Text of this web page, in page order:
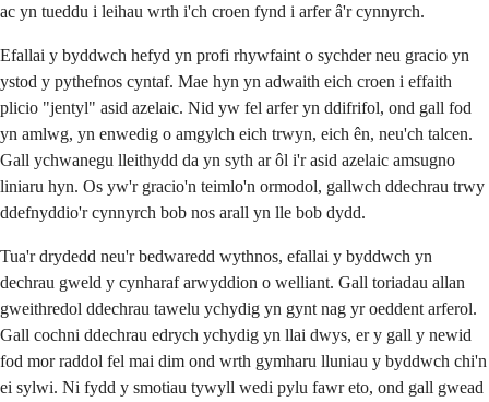
ac yn tueddu i leihau wrth i'ch croen fynd i arfer â'r cynnyrch.
Efallai y byddwch hefyd yn profi rhywfaint o sychder neu gracio yn
ystod y pythefnos cyntaf. Mae hyn yn adwaith eich croen i effaith
plicio "jentyl" asid azelaic. Nid yw fel arfer yn ddifrifol, ond gall fod
yn amlwg, yn enwedig o amgylch eich trwyn, eich ên, neu'ch talcen.
Gall ychwanegu lleithydd da yn syth ar ôl i'r asid azelaic amsugno
liniaru hyn. Os yw'r gracio'n teimlo'n ormodol, gallwch ddechrau trwy
ddefnyddio'r cynnyrch bob nos arall yn lle bob dydd.
Tua'r drydedd neu'r bedwaredd wythnos, efallai y byddwch yn
dechrau gweld y cynharaf arwyddion o welliant. Gall toriadau allan
gweithredol ddechrau tawelu ychydig yn gynt nag yr oeddent arferol.
Gall cochni ddechrau edrych ychydig yn llai dwys, er y gall y newid
fod mor raddol fel mai dim ond wrth gymharu lluniau y byddwch chi'n
ei sylwi. Ni fydd y smotiau tywyll wedi pylu fawr eto, ond gall gwead